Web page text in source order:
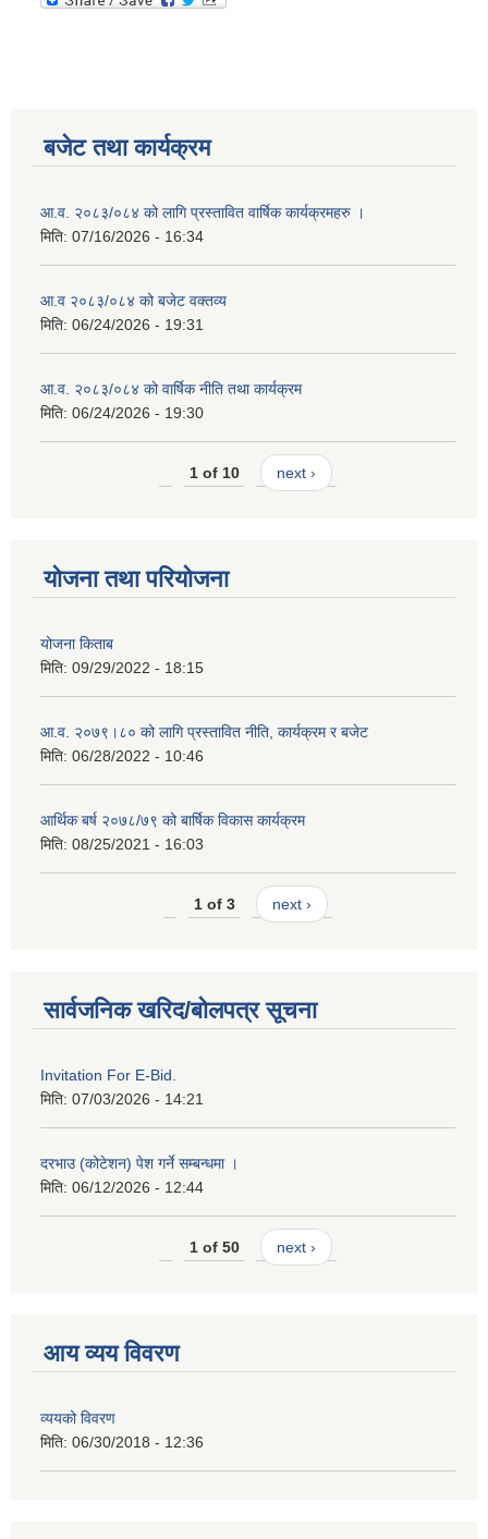
बजेट तथा कार्यक्रम
आ.व. २०८३/०८४ को लागि प्रस्तावित वार्षिक कार्यक्रमहरु ।
मिति: 07/16/2026 - 16:34
आ.व २०८३/०८४ को बजेट वक्तव्य
मिति: 06/24/2026 - 19:31
आ.व. २०८३/०८४ को वार्षिक नीति तथा कार्यक्रम
मिति: 06/24/2026 - 19:30
1 of 10 next ›
योजना तथा परियोजना
योजना किताब
मिति: 09/29/2022 - 18:15
आ.व. २०७९।८० को लागि प्रस्तावित नीति, कार्यक्रम र बजेट
मिति: 06/28/2022 - 10:46
आर्थिक बर्ष २०७८/७९ को बार्षिक विकास कार्यक्रम
मिति: 08/25/2021 - 16:03
1 of 3 next ›
सार्वजनिक खरिद/बोलपत्र सूचना
Invitation For E-Bid.
मिति: 07/03/2026 - 14:21
दरभाउ (कोटेशन) पेश गर्ने सम्बन्धमा ।
मिति: 06/12/2026 - 12:44
1 of 50 next ›
आय व्यय विवरण
व्ययको विवरण
मिति: 06/30/2018 - 12:36